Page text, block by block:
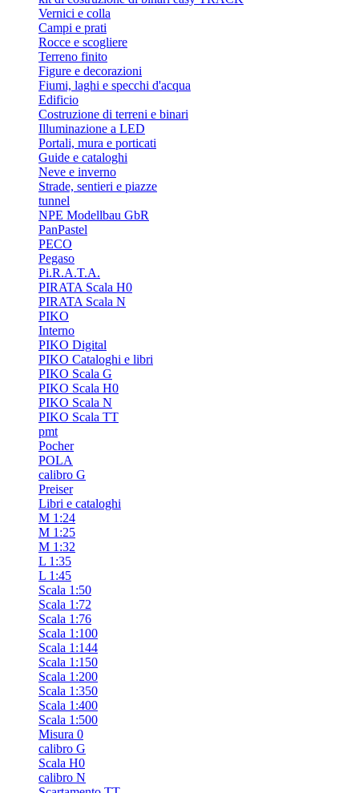
Vernici e colla
Campi e prati
Rocce e scogliere
Terreno finito
Figure e decorazioni
Fiumi, laghi e specchi d'acqua
Edificio
Costruzione di terreni e binari
Illuminazione a LED
Portali, mura e porticati
Guide e cataloghi
Neve e inverno
Strade, sentieri e piazze
tunnel
NPE Modellbau GbR
PanPastel
PECO
Pegaso
Pi.R.A.T.A.
PIRATA Scala H0
PIRATA Scala N
PIKO
Interno
PIKO Digital
PIKO Cataloghi e libri
PIKO Scala G
PIKO Scala H0
PIKO Scala N
PIKO Scala TT
pmt
Pocher
POLA
calibro G
Preiser
Libri e cataloghi
M 1:24
M 1:25
M 1:32
L 1:35
L 1:45
Scala 1:50
Scala 1:72
Scala 1:76
Scala 1:100
Scala 1:144
Scala 1:150
Scala 1:200
Scala 1:350
Scala 1:400
Scala 1:500
Misura 0
calibro G
Scala H0
calibro N